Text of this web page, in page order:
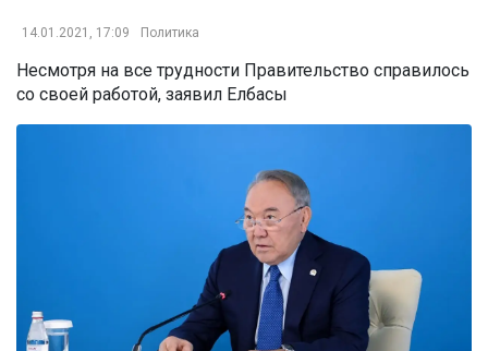
14.01.2021, 17:09 Политика
Несмотря на все трудности Правительство справилось
со своей работой, заявил Елбасы